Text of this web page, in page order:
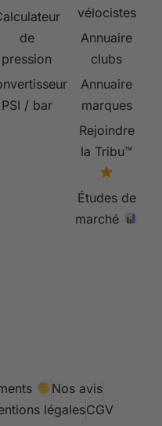
de
pression
PSI / bar
vélocistes
Annuaire
clubs
Annuaire
marques
Rejoindre
la Tribu™
Études de
marché
Nos avis
légalesCGV